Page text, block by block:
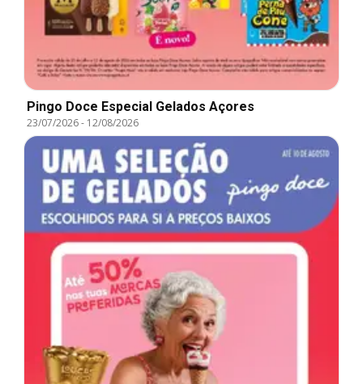
Pingo Doce Especial Gelados Açores
23/07/2026- 12/08/2026